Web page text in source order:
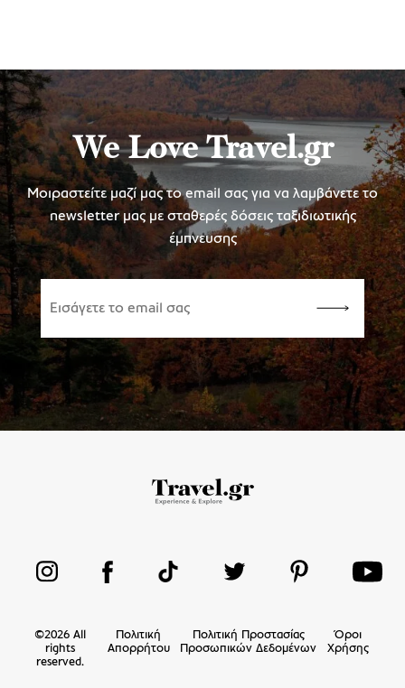
We Love Travel.gr
Μοιραστείτε μαζί μας το email σας για να λαμβάνετε το
newsletter μας με σταθερές δόσεις ταξιδιωτικής
έμπνευσης
©2026 All
rights
reserved.
Πολιτική
Απορρήτου
Πολιτική Προστασίας
Προσωπικών Δεδομένων
Όροι
Χρήσης